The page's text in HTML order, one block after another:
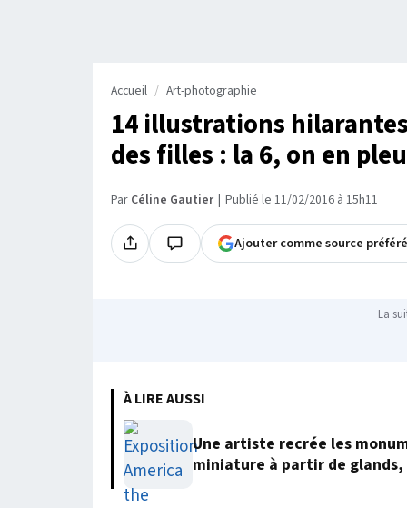
Accueil Art-photographie
14 illustrations
des filles : la 6, on en
Par Céline Gautier Publié le 11/02/2016 à 15h11
Ajouter comme source
La
À LIRE AUSSI
Une artiste recrée les
miniature à partir de glands,